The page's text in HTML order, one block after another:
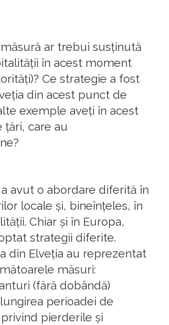
ar trebui susținută
în acest moment
Ce strategie a fost
din acest punct de
exemple aveți în acest
țări, care au
avut o abordare diferită în
locale și, bineînțeles, în
Chiar și în Europa,
strategii diferite.
din Elveția au reprezentat
măsuri:
(fără dobândă)
perioadei de
pierderile și